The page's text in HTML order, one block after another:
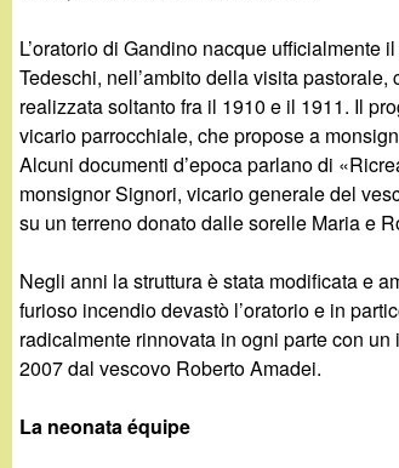
n
o
.
i
t
L’oratorio di Gandino nacque
Tedeschi, nell’ambito della visita
realizzata soltanto fra il 1910 e il 1911. Il
vicario parrocchiale, che propose a
Alcuni documenti d’epoca parlano di
monsignor Signori, vicario generale del
su un terreno donato dalle sorelle Maria e
Negli anni la struttura è stata modificata e
furioso incendio devastò l’oratorio e in
radicalmente rinnovata in ogni parte con
2007 dal vescovo Roberto Amadei.
La neonata équipe